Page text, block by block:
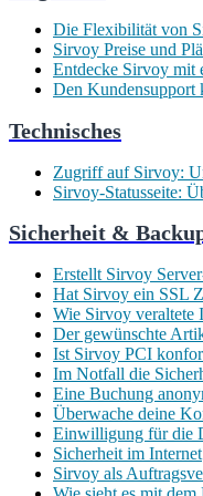
Die Flexibilität von
Sirvoy Preise und
Entdecke Sirvoy mit
Den Kunden­support
Technisches
Zugriff auf Sirvoy:
Sirvoy-Statusseite:
Sicherheit &
Erstellt Sirvoy
Hat Sirvoy ein SSL
Wie Sirvoy veraltete
Der gewünschte
Ist Sirvoy PCI
Im Notfall die
Eine Buchung
Überwache deine
Einwilligung für die
Sicherheit im Internet
Sirvoy als